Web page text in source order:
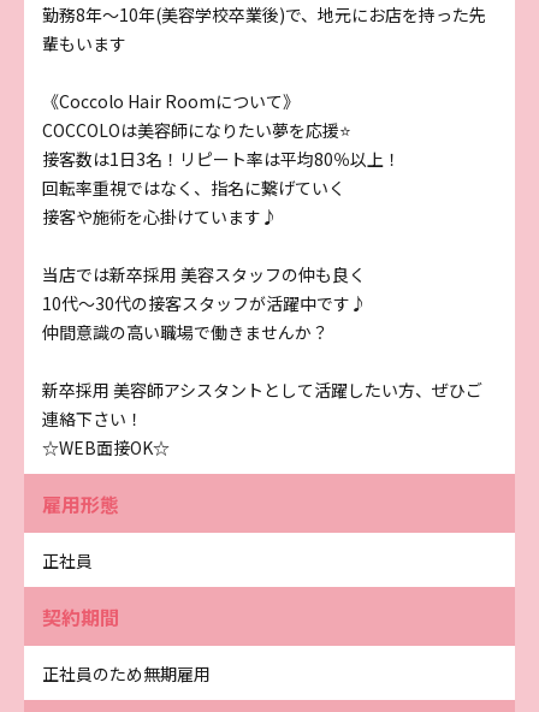
勤務8年～10年(美容学校卒業後)で、地元にお店を持った先
輩もいます
《Coccolo Hair Roomについて》
COCCOLOは美容師になりたい夢を応援⭐
接客数は1日3名！リピート率は平均80％以上！
回転率重視ではなく、指名に繋げていく
接客や施術を心掛けています♪
当店では新卒採用 美容スタッフの仲も良く
10代～30代の接客スタッフが活躍中です♪
仲間意識の高い職場で働きませんか？
新卒採用 美容師アシスタントとして活躍したい方、ぜひご
連絡下さい！
☆WEB面接OK☆
雇用形態
正社員
契約期間
正社員のため無期雇用